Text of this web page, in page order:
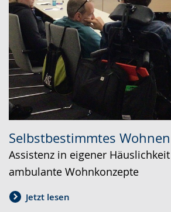
Selbstbestimmtes Wohnen
Assistenz in eigener
ambulante Wohnkonzepte
Jetzt lesen